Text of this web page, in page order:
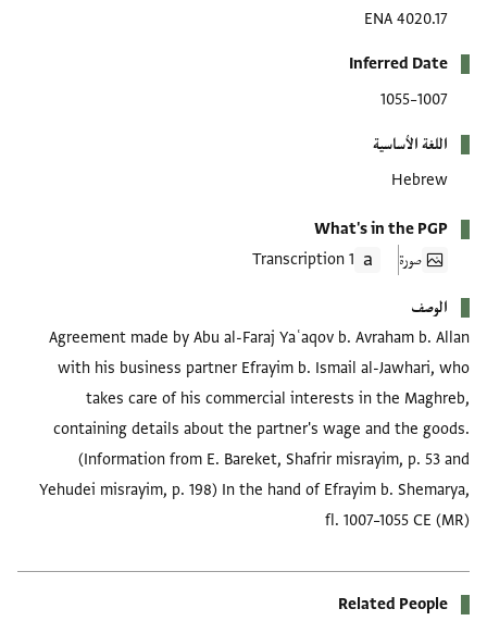
ENA 4020.17
Inferred Date
1007–1055
اللغة الأساسية
Hebrew
What's in the PGP
صورة
1 Transcription
الوصف
Agreement made by Abu al-Faraj Yaʿaqov b. Avraham b. Allan
with his business partner Efrayim b. Ismail al-Jawhari, who
takes care of his commercial interests in the Maghreb,
containing details about the partner's wage and the goods.
(Information from E. Bareket, Shafrir misrayim, p. 53 and
Yehudei misrayim, p. 198) In the hand of Efrayim b. Shemarya,
fl. 1007–1055 CE (MR)
Related People